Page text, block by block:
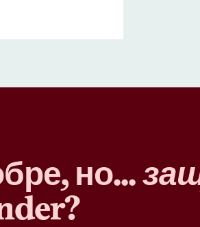
но...